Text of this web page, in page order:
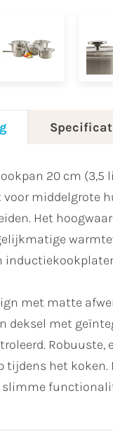
20 cm
voor middelgrote
Het
met matte
deksel met
tijdens het koken.